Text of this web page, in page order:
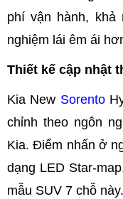
phí vận hành, khả
nghiệm lái êm ái
Thiết kế cập nhật
Kia New Sorento
chỉnh theo ngôn
Kia. Điểm nhấn ở
dạng LED Star-
mẫu SUV 7 chỗ này.